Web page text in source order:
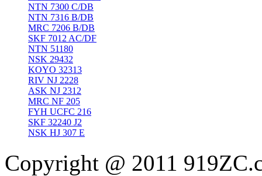
NTN 7300 C/DB
NTN 7316 B/DB
MRC 7206 B/DB
SKF 7012 AC/DF
NTN 51180
NSK 29432
KOYO 32313
RIV NJ 2228
ASK NJ 2312
MRC NF 205
FYH UCFC 216
SKF 32240 J2
NSK HJ 307 E
Copyright @ 2011